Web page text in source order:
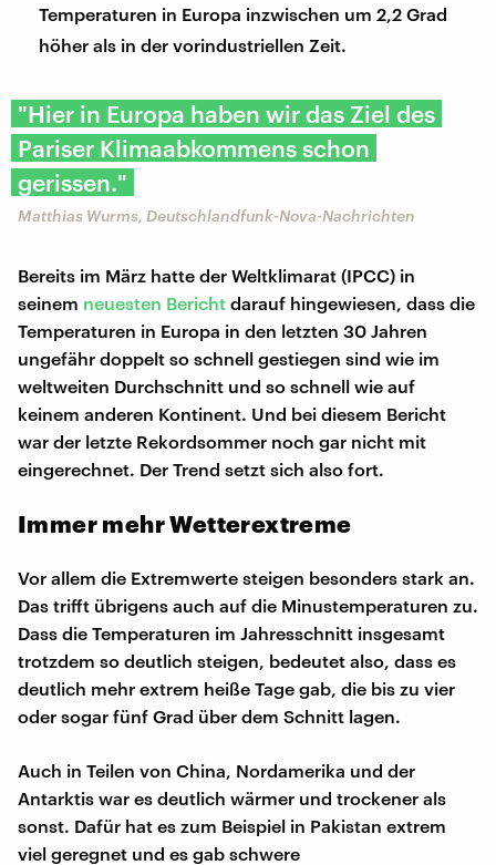
Temperaturen in Europa inzwischen um 2,2 Grad
höher als in der vorindustriellen Zeit.
"Hier in Europa haben wir das Ziel des
Pariser Klimaabkommens schon
gerissen."
Matthias Wurms, Deutschlandfunk-Nova-Nachrichten
Bereits im März hatte der Weltklimarat (IPCC) in
seinem neuesten Bericht darauf hingewiesen, dass die
Temperaturen in Europa in den letzten 30 Jahren
ungefähr doppelt so schnell gestiegen sind wie im
weltweiten Durchschnitt und so schnell wie auf
keinem anderen Kontinent. Und bei diesem Bericht
war der letzte Rekordsommer noch gar nicht mit
eingerechnet. Der Trend setzt sich also fort.
Immer mehr Wetterextreme
Vor allem die Extremwerte steigen besonders stark an.
Das trifft übrigens auch auf die Minustemperaturen zu.
Dass die Temperaturen im Jahresschnitt insgesamt
trotzdem so deutlich steigen, bedeutet also, dass es
deutlich mehr extrem heiße Tage gab, die bis zu vier
oder sogar fünf Grad über dem Schnitt lagen.
Auch in Teilen von China, Nordamerika und der
Antarktis war es deutlich wärmer und trockener als
sonst. Dafür hat es zum Beispiel in Pakistan extrem
viel geregnet und es gab schwere